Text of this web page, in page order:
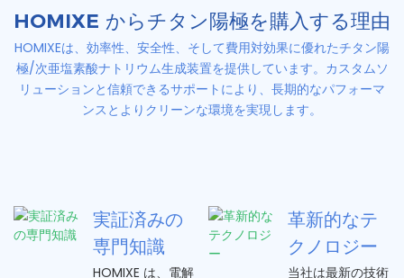
HOMIXE からチタン陽極を購入する理由
HOMIXEは、効率性、安全性、そして費用対効果に優れたチタン陽
極/次亜塩素酸ナトリウム生成装置を提供しています。カスタムソ
リューションと信頼できるサポートにより、長期的なパフォーマ
ンスとよりクリーンな環境を実現します。
実証済みの
専門知識
HOMIXE は、電解
革新的なテ
クノロジー
当社は最新の技術